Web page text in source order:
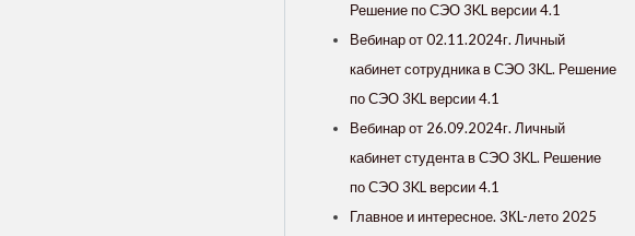
Решение по СЭО 3KL версии 4.1
Вебинар от 02.11.2024г. Личный
кабинет сотрудника в СЭО 3KL. Решение
по СЭО 3KL версии 4.1
Вебинар от 26.09.2024г. Личный
кабинет студента в СЭО 3KL. Решение
по СЭО 3KL версии 4.1
Главное и интересное. 3КL-лето 2025